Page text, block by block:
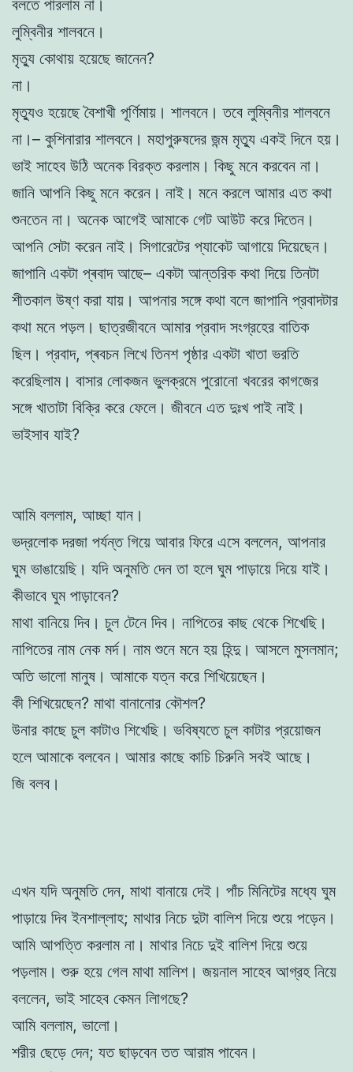
বলতে পারলাম না।
লুম্বিনীর শালবনে।
মৃত্যু কোথায় হয়েছে জানেন?
না।
মৃত্যুও হয়েছে বৈশাখী পূর্ণিমায়। শালবনে। তবে লুম্বিনীর শালবনে
না।– কুশিনারার শালবনে। মহাপুরুষদের জন্ম মৃত্যু একই দিনে হয়।
ভাই সাহেব উঠি অনেক বিরক্ত করলাম। কিছু মনে করবেন না।
জানি আপনি কিছু মনে করেন। নাই। মনে করলে আমার এত কথা
শুনতেন না। অনেক আগেই আমাকে গেট আউট করে দিতেন।
আপনি সেটা করেন নাই। সিগারেটের প্যাকেট আগায়ে দিয়েছেন।
জাপানি একটা প্ৰবাদ আছে– একটা আন্তরিক কথা দিয়ে তিনটা
শীতকাল উষ্ণ করা যায়। আপনার সঙ্গে কথা বলে জাপানি প্রবাদটার
কথা মনে পড়ল। ছাত্রজীবনে আমার প্রবাদ সংগ্রহের বাতিক
ছিল। প্রবাদ, প্ৰবচন লিখে তিনশ পৃষ্ঠার একটা খাতা ভরতি
করেছিলাম। বাসার লোকজন ভুলক্রমে পুরোনো খবরের কাগজের
সঙ্গে খাতাটা বিক্রি করে ফেলে। জীবনে এত দুঃখ পাই নাই।
ভাইসাব যাই?
আমি বললাম, আচ্ছা যান।
ভদ্রলোক দরজা পর্যন্ত গিয়ে আবার ফিরে এসে বললেন, আপনার
ঘুম ভাঙায়েছি। যদি অনুমতি দেন তা হলে ঘুম পাড়ায়ে দিয়ে যাই।
কীভাবে ঘুম পাড়াবেন?
মাথা বানিয়ে দিব। চুল টেনে দিব। নাপিতের কাছ থেকে শিখেছি।
নাপিতের নাম নেক মর্দ। নাম শুনে মনে হয় হিন্দু। আসলে মুসলমান;
অতি ভালো মানুষ। আমাকে যত্ন করে শিখিয়েছেন।
কী শিখিয়েছেন? মাথা বানানোর কৌশল?
উনার কাছে চুল কাটাও শিখেছি। ভবিষ্যতে চুল কাটার প্রয়োজন
হলে আমাকে বলবেন। আমার কাছে কাচি চিরুনি সবই আছে।
জি বলব।
এখন যদি অনুমতি দেন, মাথা বানায়ে দেই। পাঁচ মিনিটের মধ্যে ঘুম
পাড়ায়ে দিব ইনশাল্লাহ; মাথার নিচে দুটা বালিশ দিয়ে শুয়ে পড়েন।
আমি আপত্তি করলাম না। মাথার নিচে দুই বালিশ দিয়ে শুয়ে
পড়লাম। শুরু হয়ে গেল মাথা মালিশ। জয়নাল সাহেব আগ্রহ নিয়ে
বললেন, ভাই সাহেব কেমন লািগছে?
আমি বললাম, ভালো।
শরীর ছেড়ে দেন; যত ছাড়বেন তত আরাম পাবেন।